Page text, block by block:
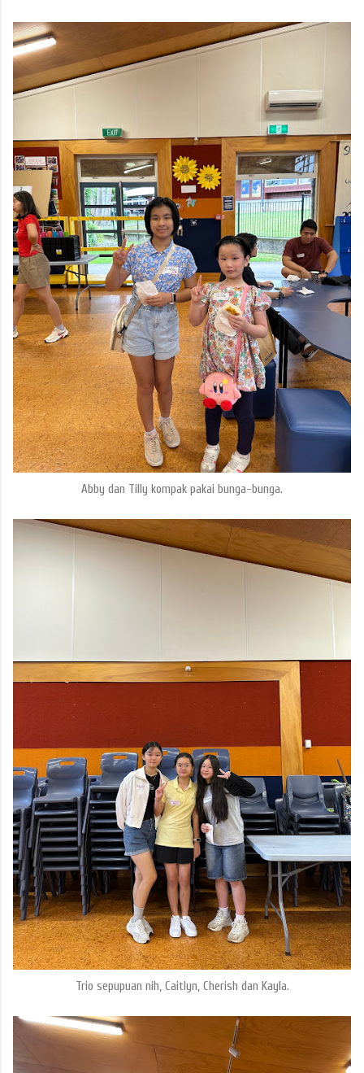
Abby dan Tilly kompak pakai bunga-bunga.
Trio sepupuan nih, Caitlyn, Cherish dan Kayla.